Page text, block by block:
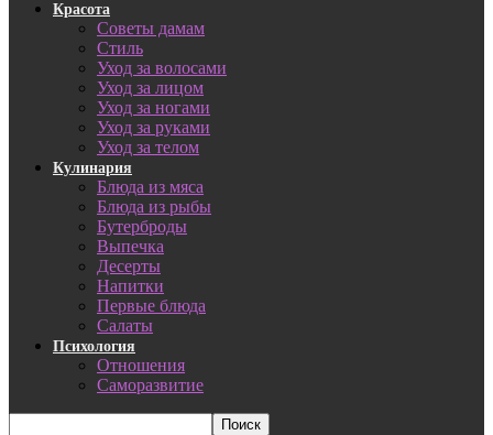
Красота
Советы дамам
Стиль
Уход за волосами
Уход за лицом
Уход за ногами
Уход за руками
Уход за телом
Кулинария
Блюда из мяса
Блюда из рыбы
Бутерброды
Выпечка
Десерты
Напитки
Первые блюда
Салаты
Психология
Отношения
Саморазвитие